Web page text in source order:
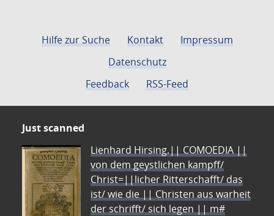
Hilfe zur Suche Kontakt
Impressum
Datenschutz
Feedback
RSS-Feed
Just scanned
Lienhard Hirsing.|| COMOEDIA ||
von dem geystlichen kampff/
Christ=||licher Ritterschafft/ das
ist/ wie die || Christen aus warheit
der schrifft/ sich legen || m#